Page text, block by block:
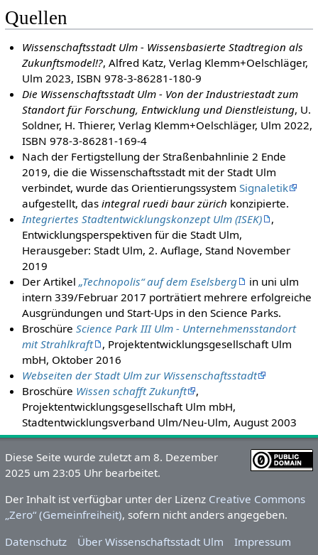
Quellen
Wissenschaftsstadt Ulm - Wissensbasierte Stadtregion als
Zukunftsmodel!?, Alfred Katz, Verlag Klemm+Oelschläger,
Ulm 2023, ISBN 978-3-86281-180-9
Die Wissenschaftsstadt Ulm - Von der Industriestadt zum
Standort für Forschung, Entwicklung und Dienstleistung, U.
Soldner, H. Thierer, Verlag Klemm+Oelschläger, Ulm 2022,
ISBN 978-3-86281-169-4
Nach der Fertigstellung der Straßenbahnlinie 2 Ende
2019, die die Wissenschaftsstadt mit der Stadt Ulm
verbindet, wurde das OrientierungssystemSignaletik
aufgestellt, dasintegral ruedi baur zürich konzipierte.
Integriertes Stadtentwicklungskonzept Ulm (ISEK)
,
Entwicklungsperspektiven für die Stadt Ulm,
Herausgeber: Stadt Ulm, 2. Auflage, Stand November
2019
Der Artikel„Technopolis“ auf dem Eselsberg
in uni ulm
intern 339/Februar 2017 porträtiert mehrere erfolgreiche
Ausgründungen und Start-Ups in den Science Parks.
BroschüreScience Park III Ulm - Unternehmensstandort
mit Strahlkraft
, Projektentwicklungsgesellschaft Ulm
mbH, Oktober 2016
Webseiten der Stadt Ulm zur Wissenschaftsstadt
Broschüre Wissen schafft Zukunft
,
Projektentwicklungsgesellschaft Ulm mbH,
Stadtentwicklungsverband Ulm/Neu-Ulm, August 2003
Diese Seite wurde zuletzt am 8. Dezember
2025 um 23:05 Uhr bearbeitet.
Der Inhalt ist verfügbar unter der Lizenz Creative Commons
„Zero“ (Gemeinfreiheit), sofern nicht anders angegeben.
Datenschutz
Über Wissenschaftsstadt Ulm Impressum